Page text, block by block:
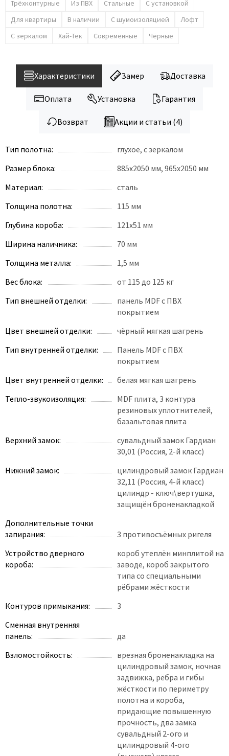
Трёхконтурные
Из ПВХ Стальные
С установкой
Для квартиры
В наличии С шумоизоляцией
Лофт
С зеркалом
Хай-Тек Современные Чёрные
Характеристики Замер Доставка
Оплата Установка Гарантия
Возврат Акции и статьи (4)
Тип полотна:
глухое, с зеркалом
Размер блока:
885х2050 мм, 965х2050 мм
Материал:
сталь
Толщина полотна:
115 мм
Глубина короба:
121х51 мм
Ширина наличника:
70 мм
Толщина металла:
1,5 мм
Вес блока:
от 115 до 125 кг
Тип внешней отделки:
панель MDF с ПВХ
покрытием
Цвет внешней отделки:
чёрный мягкая шагрень
Тип внутренней отделки:
Панель MDF с ПВХ
покрытием
Цвет внутренней отделки:
белая мягкая шагрень
Тепло-звукоизоляция:
MDF плита, 3 контура
резиновых уплотнителей,
базальтовая плита
Верхний замок:
сувальдный замок Гардиан
30,01 (Россия, 2-й класс)
Нижний замок:
цилиндровый замок Гардиан
32,11 (Россия, 4-й класс)
цилиндр - ключ\вертушка,
защищён броненакладкой
Дополнительные точки
запирания:
3 противосъёмных ригеля
Устройство дверного
короба:
короб утеплён минплитой на
заводе, короб закрытого
типа со специальными
рёбрами жёсткости
Контуров примыкания:
3
Сменная внутренняя
панель:
да
Взломостойкость:
врезная броненакладка на
цилиндровый замок, ночная
задвижка, рёбра и гибы
жёсткости по периметру
полотна и короба,
придающие повышенную
прочность, два замка
сувальдный 2-ого и
цилиндровый 4-ого